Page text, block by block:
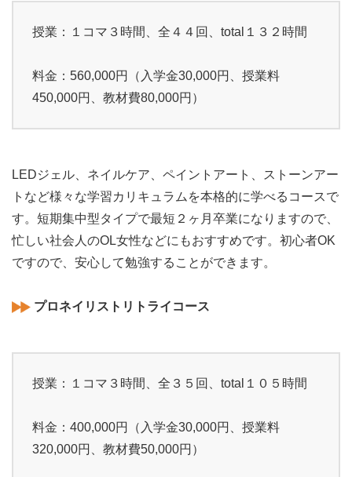
授業：１コマ３時間、全４４回、total１３２時間
料金：560,000円（入学金30,000円、授業料
450,000円、教材費80,000円）
LEDジェル、ネイルケア、ペイントアート、ストーンアー
トなど様々な学習カリキュラムを本格的に学べるコースで
す。短期集中型タイプで最短２ヶ月卒業になりますので、
忙しい社会人のOL女性などにもおすすめです。初心者OK
ですので、安心して勉強することができます。
プロネイリストリトライコース
授業：１コマ３時間、全３５回、total１０５時間
料金：400,000円（入学金30,000円、授業料
320,000円、教材費50,000円）